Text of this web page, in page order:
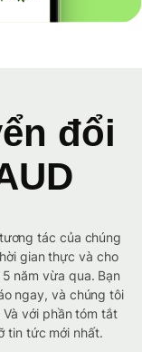
đổi
tác của chúng
gian thực và cho
năm vừa qua. Bạn
ngay, và chúng tôi
với phần tóm tắt
tin tức mới nhất.